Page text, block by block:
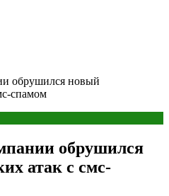
обрушился новый
спамом
обрушился
атак с смс-